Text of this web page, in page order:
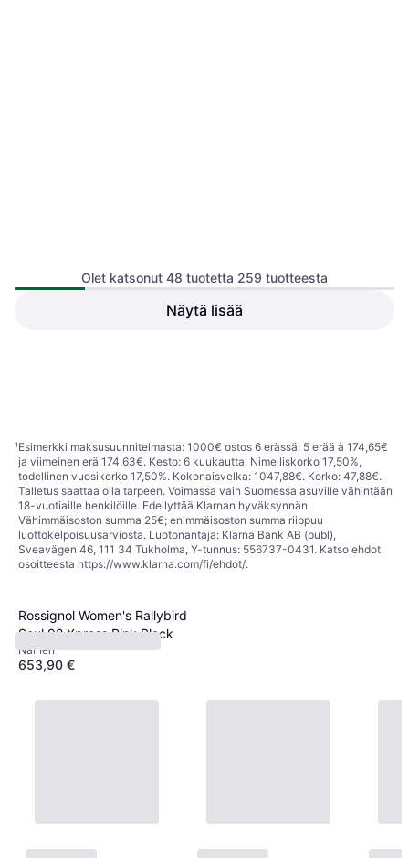
Unisex
779,95 €
Tai 136,22 €/kk.¹
1 kauppa
Rossignol Women's Rallybird
Soul 92 Xpress Pink Black
Nainen
653,90 €
Olet katsonut 48 tuotetta 259 tuotteesta
Näytä lisää
¹Esimerkki maksusuunnitelmasta: 1000€ ostos 6 erässä: 5 erää à 174,65€
ja viimeinen erä 174,63€. Kesto: 6 kuukautta. Nimelliskorko 17,50%,
todellinen vuosikorko 17,50%. Kokonaisvelka: 1047,88€. Korko: 47,88€.
Talletus saattaa olla tarpeen. Voimassa vain Suomessa asuville vähintään
18-vuotiaille henkilöille. Edellyttää Klarnan hyväksynnän.
Vähimmäisoston summa 25€; enimmäisoston summa riippuu
luottokelpoisuusarviosta. Luotonantaja: Klarna Bank AB (publ),
Sveavägen 46, 111 34 Tukholma, Y-tunnus: 556737-0431. Katso ehdot
osoitteesta https://www.klarna.com/fi/ehdot/.